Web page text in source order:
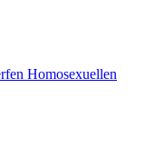
Homosexuellen